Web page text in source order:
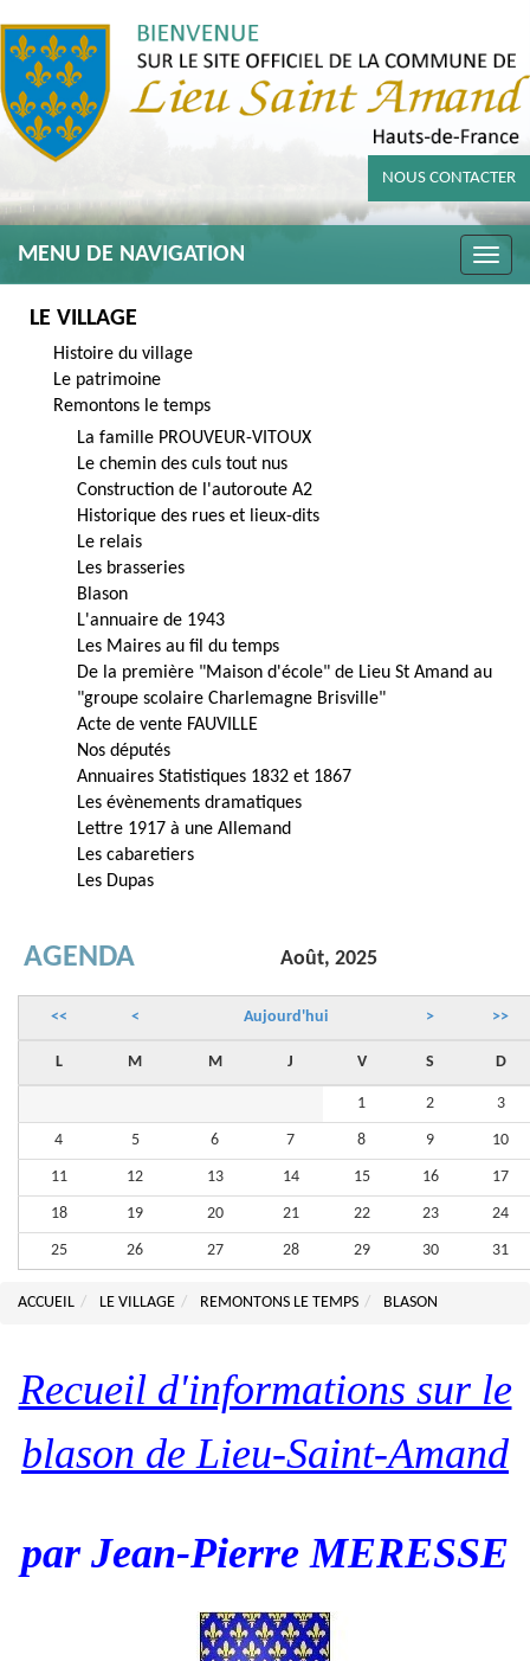
NOUS CONTACTER
Toggle
MENU DE NAVIGATION
LE VILLAGE
Histoire du village
Le patrimoine
Remontons le temps
La famille PROUVEUR-VITOUX
Le chemin des culs tout nus
Construction de l'autoroute A2
Historique des rues et lieux-dits
Le relais
Les brasseries
Blason
L'annuaire de 1943
Les Maires au fil du temps
De la première "Maison d'école" de Lieu St Amand au
"groupe scolaire Charlemagne Brisville"
Acte de vente FAUVILLE
Nos députés
Annuaires Statistiques 1832 et 1867
Les évènements dramatiques
Lettre 1917 à une Allemand
Les cabaretiers
Les Dupas
AGENDA Août, 2025
<< < Aujourd'hui > >>
L M M J V S D
1 2 3
4 5 6 7 8 9 10
11 12 13 14 15 16 17
18 19 20 21 22 23 24
25 26 27 28 29 30 31
ACCUEIL LE VILLAGE REMONTONS LE TEMPS BLASON
Recueil d'informations sur le
blason de Lieu-Saint-Amand
par Jean-Pierre MERESSE